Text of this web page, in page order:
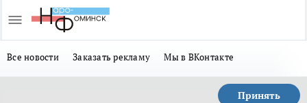
Все новости Заказать рекламу Мы в ВКонтакте
Принять